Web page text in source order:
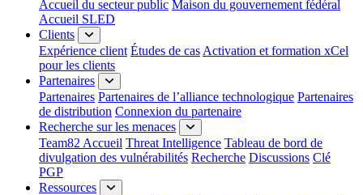
Accueil du secteur public Maison du gouvernement fédéral
Accueil SLED
Clients
Expérience client Études de cas Activation et formation xCel
pour les clients
Partenaires
Partenaires Partenaires de l’alliance technologique Partenaires
de distribution Connexion du partenaire
Recherche sur les menaces
Team82 Accueil Threat Intelligence Tableau de bord de
divulgation des vulnérabilités Recherche Discussions Clé
PGP
Ressources